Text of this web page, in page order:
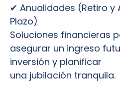
✔ Anualidades (Retiro y
Plazo)
Soluciones financieras
asegurar un ingreso
inversión y planificar
una jubilación tranquila.